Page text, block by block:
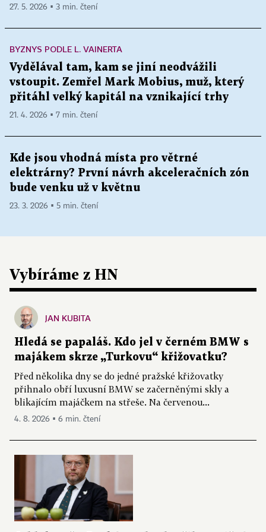
27. 5. 2026 ▪ 3 min. čtení
BYZNYS PODLE L. VAINERTA
Vydělával tam, kam se jiní neodvážili
vstoupit. Zemřel Mark Mobius, muž, který
přitáhl velký kapitál na vznikající trhy
21. 4. 2026 ▪ 7 min. čtení
Kde jsou vhodná místa pro větrné
elektrárny? První návrh akceleračních zón
bude venku už v květnu
23. 3. 2026 ▪ 5 min. čtení
Vybíráme z HN
JAN KUBITA
Hledá se papaláš. Kdo jel v černém BMW s
majákem skrze „Turkovu“ křižovatku?
Před několika dny se do jedné pražské křižovatky
přihnalo obří luxusní BMW se začerněnými skly a
blikajícím majáčkem na střeše. Na červenou...
4. 8. 2026 ▪ 6 min. čtení